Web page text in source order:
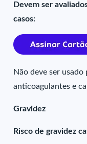
Devem ser
casos:
Não deve ser
anticoagulantes e
Gravidez
Risco de gravidez